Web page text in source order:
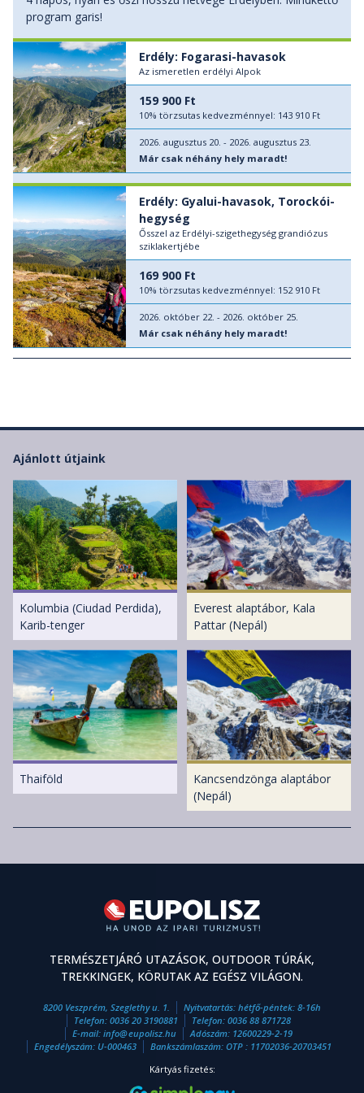
program garis!
Erdély: Fogarasi-havasok
Az ismeretlen erdélyi Alpok
159 900 Ft
10% törzsutas kedvezménnyel: 143 910 Ft
2026. augusztus 20. - 2026. augusztus 23.
Már csak néhány hely maradt!
Erdély: Gyalui-havasok, Torockói-
hegység
Ősszel az Erdélyi-szigethegység grandiózus
sziklakertjébe
169 900 Ft
10% törzsutas kedvezménnyel: 152 910 Ft
2026. október 22. - 2026. október 25.
Már csak néhány hely maradt!
Ajánlott útjaink
Kolumbia (Ciudad Perdida),
Karib-tenger
Everest alaptábor, Kala
Pattar (Nepál)
Thaiföld
Kancsendzönga alaptábor
(Nepál)
TERMÉSZETJÁRÓ UTAZÁSOK, OUTDOOR TÚRÁK,
TREKKINGEK, KÖRUTAK AZ EGÉSZ VILÁGON.
8200 Veszprém, Szeglethy u. 1.
Nyitvatartás: hétfő-péntek: 8-16h
Telefon: 0036 20 3190881 Telefon: 0036 88 871728
E-mail: info@eupolisz.hu
Adószám: 12600229-2-19
Engedélyszám: U-000463
Bankszámlaszám: OTP : 11702036-20703451
Kártyás fizetés: